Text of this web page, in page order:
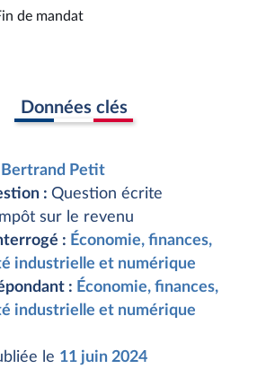
de mandat
Données clés
Bertrand Petit
: Question écrite
Impôt sur le revenu
: Économie, finances,
industrielle et numérique
: Économie, finances,
industrielle et numérique
le 11 juin 2024